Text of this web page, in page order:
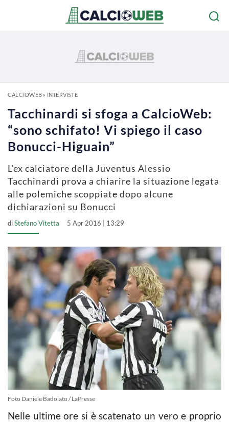
CALCIOWEB» INTERVISTE
Tacchinardi si sfoga a CalcioWeb:
“sono schifato! Vi spiego il caso
Bonucci-Higuain”
L'ex calciatore della Juventus Alessio
Tacchinardi prova a chiarire la situazione legata
alle polemiche scoppiate dopo alcune
dichiarazioni su Bonucci
diStefano Vitetta 5 Apr 2016 | 13:29
Foto Daniele Badolato / LaPresse
Nelle ultime ore si è scatenato un vero e proprio